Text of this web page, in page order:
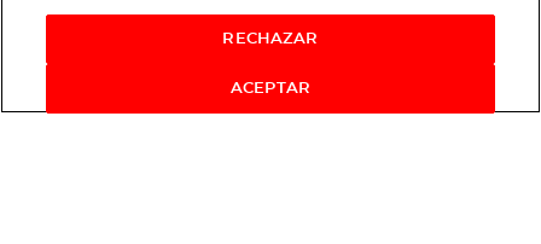
RECHAZAR
ACEPTAR